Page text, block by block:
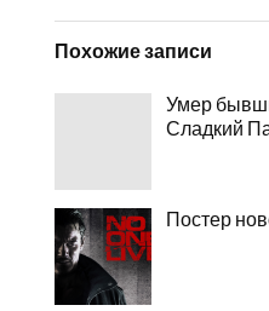
Похожие записи
Умер
Сладкий
Постер